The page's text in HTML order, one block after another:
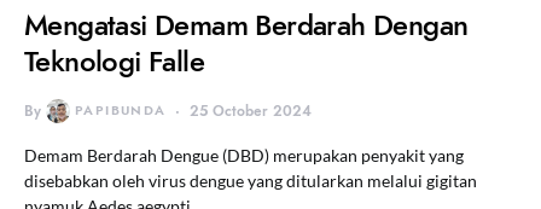
Mengatasi Demam Berdarah Dengan
Teknologi Falle
By PAPIBUNDA 25 October 2024
Demam Berdarah Dengue (DBD) merupakan penyakit yang
disebabkan oleh virus dengue yang ditularkan melalui gigitan